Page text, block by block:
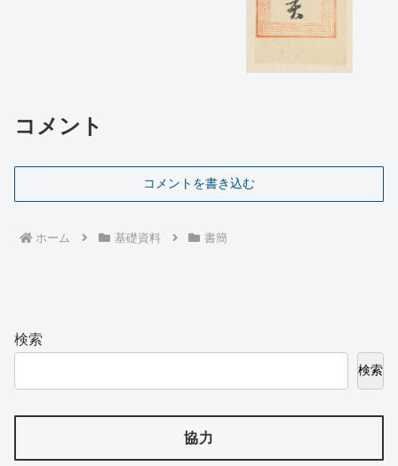
コメント
コメントを書き込む
ホーム 基礎資料 書簡
検索
検索
協力